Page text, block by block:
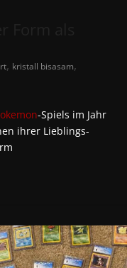
, kristall bisasam,
-Spiels im Jahr
ihrer Lieblings-